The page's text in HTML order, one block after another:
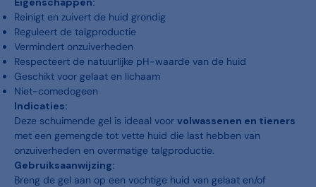
Reinigt en zuivert de huid grondig
Reguleert de talgproductie
Vermindert onzuiverheden
Respecteert de natuurlijke pH-waarde van de huid
Geschikt voor gelaat en lichaam
Niet-comedogeen
Indicaties:
Deze schuimende gel is ideaal voor volwassenen en tieners
met een gemengde tot vette huid die last hebben van
onzuiverheden en overmatige talgproductie.
Gebruiksaanwijzing:
Breng de gel aan op een vochtige huid van gelaat en/of